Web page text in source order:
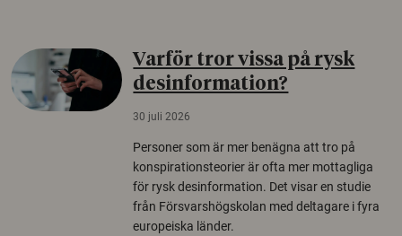
Varför tror vissa på rysk
desinformation?
30 juli 2026
Personer som är mer benägna att tro på
konspirationsteorier är ofta mer mottagliga
för rysk desinformation. Det visar en studie
från Försvarshögskolan med deltagare i fyra
europeiska länder.